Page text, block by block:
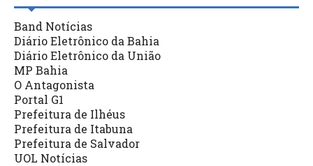
Band Notícias
Diário Eletrônico da Bahia
Diário Eletrônico da União
MP Bahia
O Antagonista
Portal G1
Prefeitura de Ilhéus
Prefeitura de Itabuna
Prefeitura de Salvador
UOL Notícias